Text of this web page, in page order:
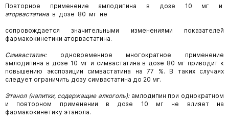
Повторное применение амлодипина в дозе 10 мг и
аторвастатина в дозе 80 мг не
сопровождается значительными изменениями показателей
фармакокинетики аторвастатина.
Симвастатин: одновременное многократное применение
амлодипина в дозе 10 мг и симвастатина в дозе 80 мг приводит к
повышению экспозиции симвастатина на 77 %. В таких случаях
следует ограничить дозу симвастатина до 20 мг.
Этанол (напитки, содержащие алкоголь): амлодипин при однократном
и повторном
применении в дозе 10 мг не влияет на
фармакокинетику этанола.